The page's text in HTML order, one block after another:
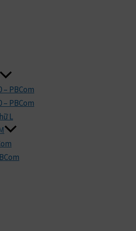
– PBCom
– PBCom
L